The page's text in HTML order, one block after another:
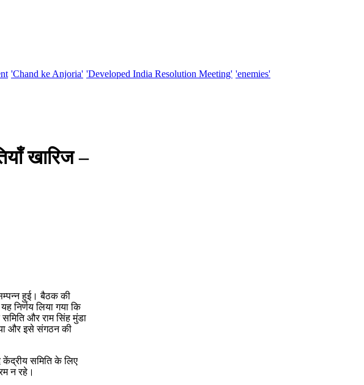
'Chand ke Anjoria' 'Developed India Resolution Meeting' 'enemies'
खारिज –
हुई। बैठक की
निर्णय लिया गया कि
और राम सिंह मुंडा
और इसे संगठन की
समिति के लिए
न रहे।